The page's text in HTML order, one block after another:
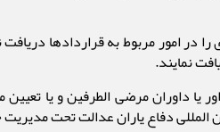
در امور مربوط به قراردادها
نمایند.
داوران مرضی الطرفین و یا
دفاع یاران عدالت تحت